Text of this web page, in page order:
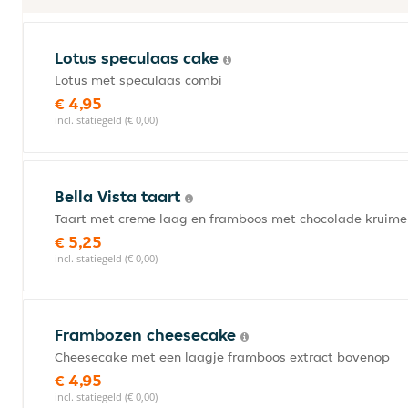
Lotus speculaas cake
Lotus met speculaas combi
€ 4,95
incl. statiegeld (€ 0,00)
Bella Vista taart
Taart met creme laag en framboos met chocolade
€ 5,25
incl. statiegeld (€ 0,00)
Frambozen cheesecake
Cheesecake met een laagje framboos extract bovenop
€ 4,95
incl. statiegeld (€ 0,00)